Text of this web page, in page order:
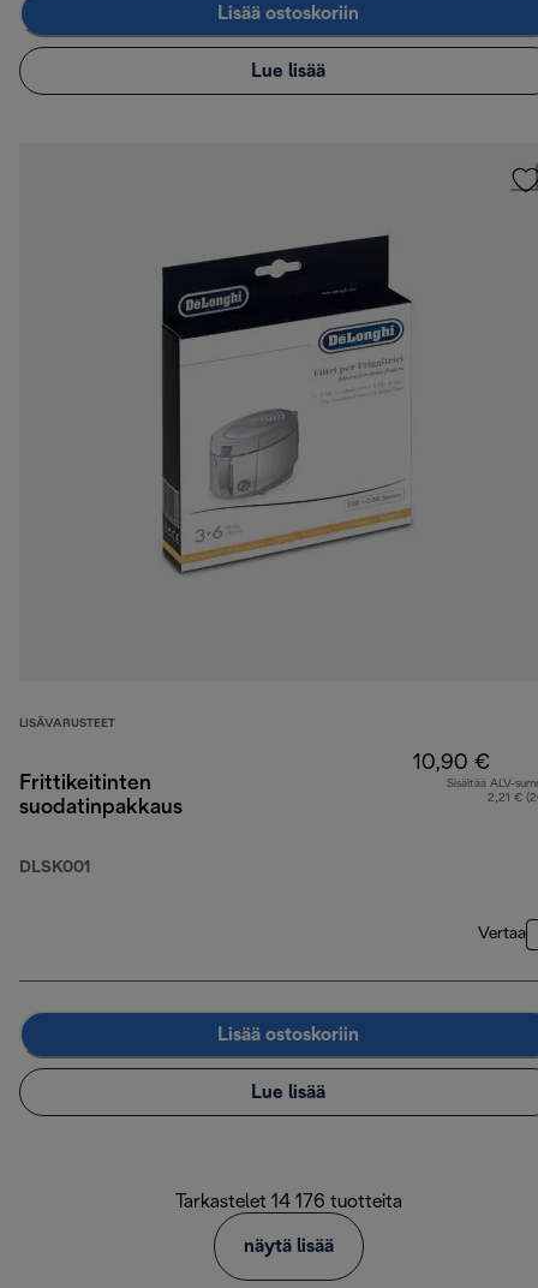
Lisää ostoskoriin
Lue lisää
LISÄVARUSTEET
Frittikeitinten
suodatinpakkaus
DLSK001
10,90 €
Sisältää ALV-
2,21 €
Vertaa
Lisää ostoskoriin
Lue lisää
Tarkastelet 14 176 tuotteita
näytä lisää